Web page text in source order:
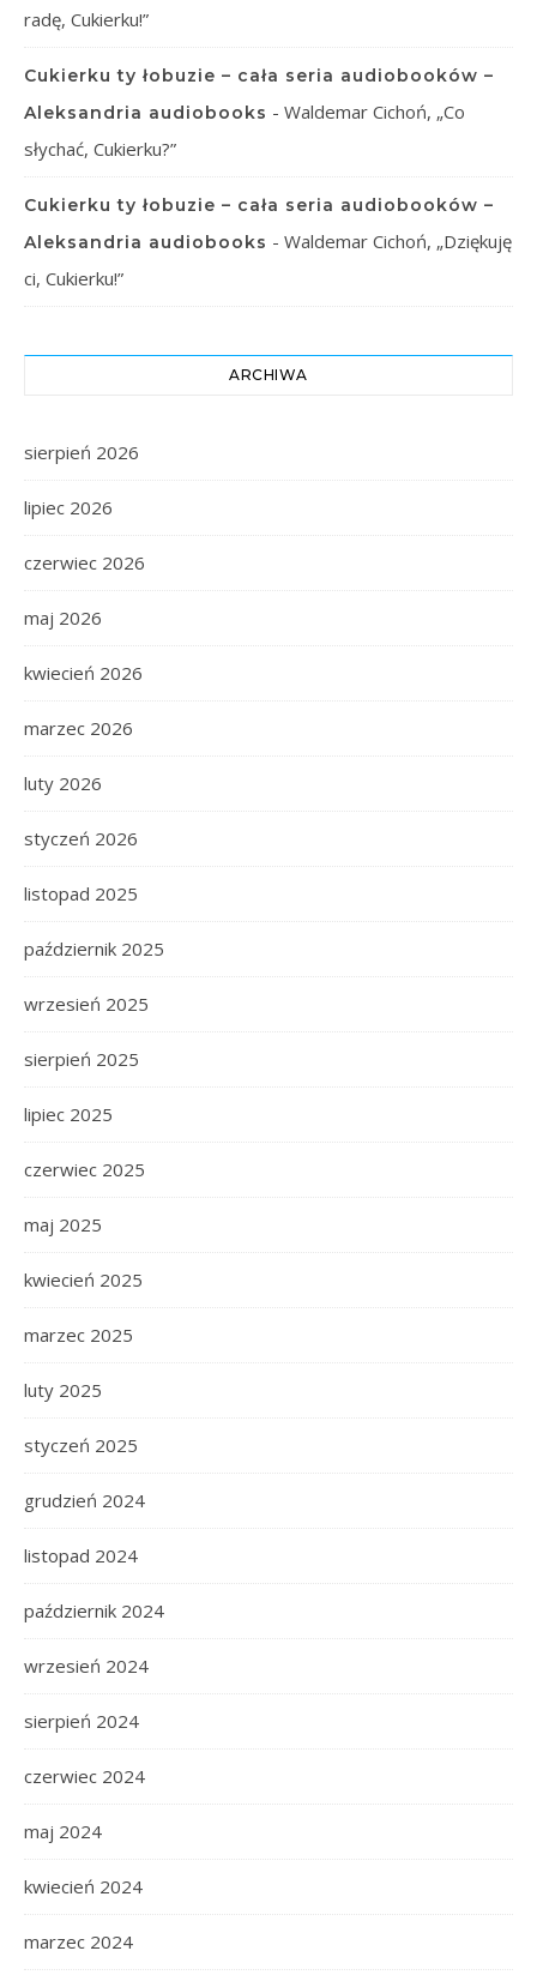
radę, Cukierku!”
Cukierku ty łobuzie – cała seria audiobooków –
Aleksandria audiobooks - Waldemar Cichoń, „Co
słychać, Cukierku?”
Cukierku ty łobuzie – cała seria audiobooków –
Aleksandria audiobooks - Waldemar Cichoń, „Dziękuję
ci, Cukierku!”
ARCHIWA
sierpień 2026
lipiec 2026
czerwiec 2026
maj 2026
kwiecień 2026
marzec 2026
luty 2026
styczeń 2026
listopad 2025
październik 2025
wrzesień 2025
sierpień 2025
lipiec 2025
czerwiec 2025
maj 2025
kwiecień 2025
marzec 2025
luty 2025
styczeń 2025
grudzień 2024
listopad 2024
październik 2024
wrzesień 2024
sierpień 2024
czerwiec 2024
maj 2024
kwiecień 2024
marzec 2024